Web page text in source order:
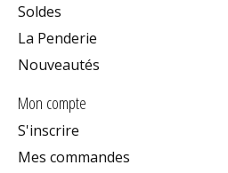
Soldes
La Penderie
Nouveautés
Mon compte
S'inscrire
Mes commandes